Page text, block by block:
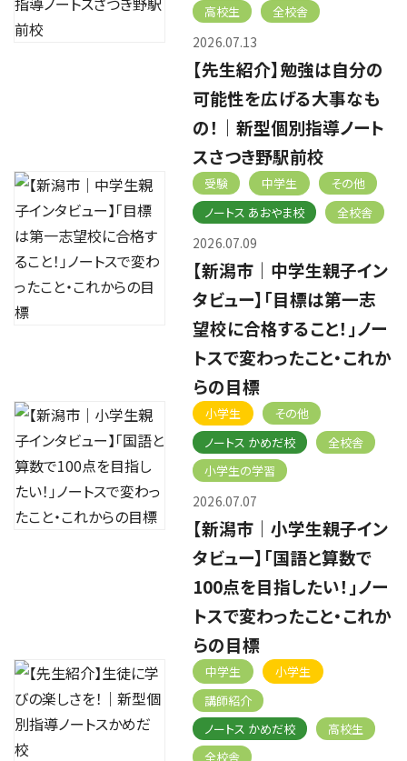
高校生
全校舎
2026.07.13
【先生紹介】勉強は自分の
可能性を広げる大事なも
の！｜新型個別指導ノート
スさつき野駅前校
受験 中学生
その他
ノートス あおやま校
全校舎
2026.07.09
【新潟市｜中学生親子イン
タビュー】「目標は第一志
望校に合格すること！」ノー
トスで変わったこと・これか
らの目標
小学生
その他
ノートス かめだ校
全校舎
小学生の学習
2026.07.07
【新潟市｜小学生親子イン
タビュー】「国語と算数で
100点を目指したい！」ノー
トスで変わったこと・これか
らの目標
中学生
小学生
講師紹介
ノートス かめだ校
高校生
全校舎